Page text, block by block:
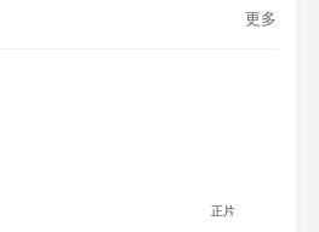
更多
正片